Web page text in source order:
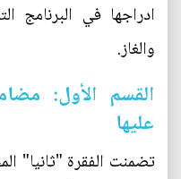
ادراجها في البرنامج
والغاز.
القسم الأول:
عليها
تضمنت الفقرة "ثانيا"